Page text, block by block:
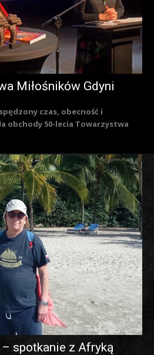
Miłośników Gdyni
czas, obecność i
obchody 50-lecia Towarzystwa
spotkanie z Afryką